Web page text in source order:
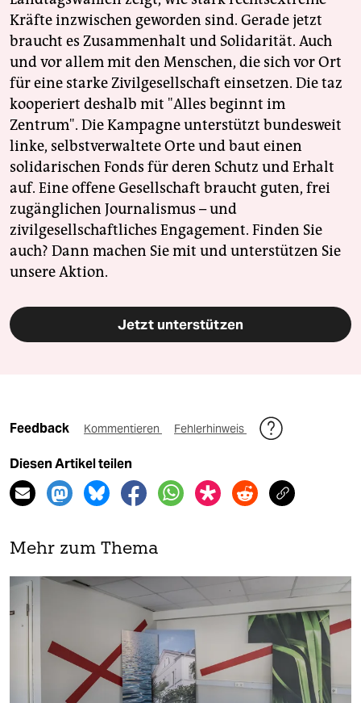
Kräfte inzwischen geworden sind. Gerade jetzt
braucht es Zusammenhalt und Solidarität. Auch
und vor allem mit den Menschen, die sich vor Ort
für eine starke Zivilgesellschaft einsetzen. Die taz
kooperiert deshalb mit "Alles beginnt im
Zentrum". Die Kampagne unterstützt bundesweit
linke, selbstverwaltete Orte und baut einen
solidarischen Fonds für deren Schutz und Erhalt
auf. Eine offene Gesellschaft braucht guten, frei
zugänglichen Journalismus – und
zivilgesellschaftliches Engagement. Finden Sie
auch? Dann machen Sie mit und unterstützen Sie
unsere Aktion.
Jetzt unterstützen
Feedback Kommentieren Fehlerhinweis
Diesen Artikel teilen
Mehr zum Thema